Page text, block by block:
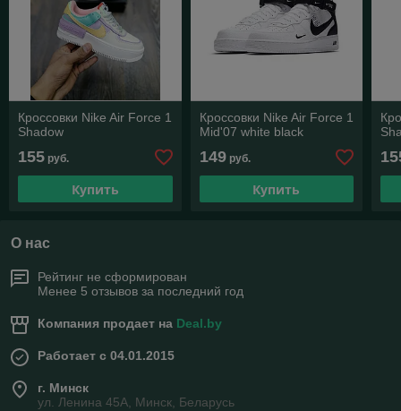
Кроссовки Nike Air Force 1
Shadow
155 руб.
Купить
Кроссовки Nike Air Force 1
Mid'07 white black
149руб.
Купить
О нас
Рейтинг не сформирован
Менее 5 отзывов за последний год
Компания продает на Deal.by
Работает с 04.01.2015
г. Минск
ул. Ленина 45А, Минск, Беларусь